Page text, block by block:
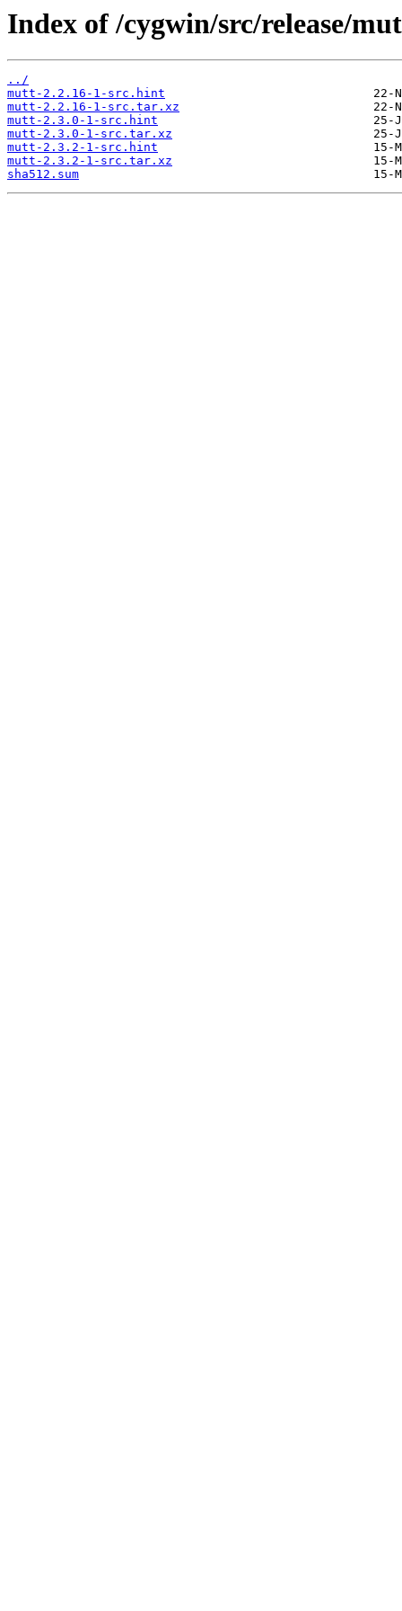
Index of /cygwin/src/release/
../
mutt-2.2.16-1-src.hint
mutt-2.2.16-1-src.tar.xz
mutt-2.3.0-1-src.hint
mutt-2.3.0-1-src.tar.xz
mutt-2.3.2-1-src.hint
mutt-2.3.2-1-src.tar.xz
sha512.sum